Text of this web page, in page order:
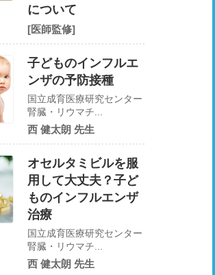
について
[医師監修]
子どものインフルエ
ンザの予防接種
国立成育医療研究センター
腎臓・リウマチ...
西 健太朗 先生
オセルタミビルを服
用して大丈夫？子ど
ものインフルエンザ
治療
国立成育医療研究センター
腎臓・リウマチ...
西 健太朗 先生